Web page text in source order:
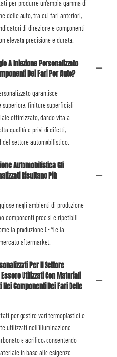
per produrre un'ampia gamma di
delle auto, tra cui fari anteriori,
di direzione e componenti
elevata precisione e durata.
A Iniezione Personalizzato
Dei Fari Per Auto?
garantisce
superiore, finiture superficiali
ottimizzato, dando vita a
qualità e privi di difetti,
del settore automobilistico.
Automobilistica Gli
Risultano Più
negli ambienti di produzione
componenti precisi e ripetibili
la produzione OEM e la
aftermarket.
Per Il Settore
Utilizzati Con Materiali
Componenti Dei Fari Delle
per gestire vari termoplastici e
utilizzati nell'illuminazione
e acrilico, consentendo
in base alle esigenze